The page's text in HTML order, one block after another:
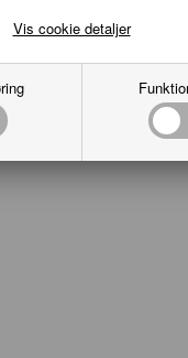
Vis cookie detaljer